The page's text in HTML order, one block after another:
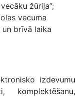
žūrija”;
vecuma
brīvā laika
izdevumu